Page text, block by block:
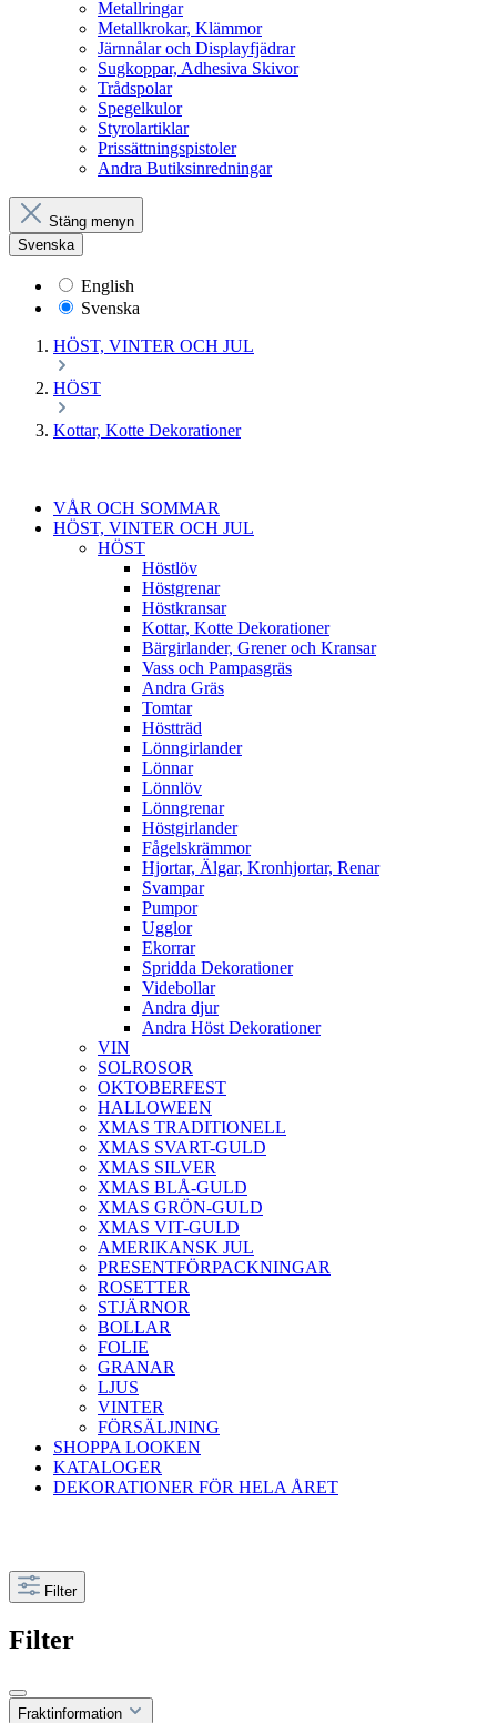
Metallringar
Metallkrokar, Klämmor
Järnnålar och Displayfjädrar
Sugkoppar, Adhesiva Skivor
Trådspolar
Spegelkulor
Styrolartiklar
Prissättningspistoler
Andra Butiksinredningar
Stäng menyn
Svenska
English
Svenska
HÖST, VINTER OCH JUL
HÖST
Kottar, Kotte Dekorationer
VÅR OCH SOMMAR
HÖST, VINTER OCH JUL
HÖST
Höstlöv
Höstgrenar
Höstkransar
Kottar, Kotte Dekorationer
Bärgirlander, Grener och Kransar
Vass och Pampasgräs
Andra Gräs
Tomtar
Höstträd
Lönngirlander
Lönnar
Lönnlöv
Lönngrenar
Höstgirlander
Fågelskrämmor
Hjortar, Älgar, Kronhjortar, Renar
Svampar
Pumpor
Ugglor
Ekorrar
Spridda Dekorationer
Videbollar
Andra djur
Andra Höst Dekorationer
VIN
SOLROSOR
OKTOBERFEST
HALLOWEEN
XMAS TRADITIONELL
XMAS SVART-GULD
XMAS SILVER
XMAS BLÅ-GULD
XMAS GRÖN-GULD
XMAS VIT-GULD
AMERIKANSK JUL
PRESENTFÖRPACKNINGAR
ROSETTER
STJÄRNOR
BOLLAR
FOLIE
GRANAR
LJUS
VINTER
FÖRSÄLJNING
SHOPPA LOOKEN
KATALOGER
DEKORATIONER FÖR HELA ÅRET
Filter
Filter
Fraktinformation